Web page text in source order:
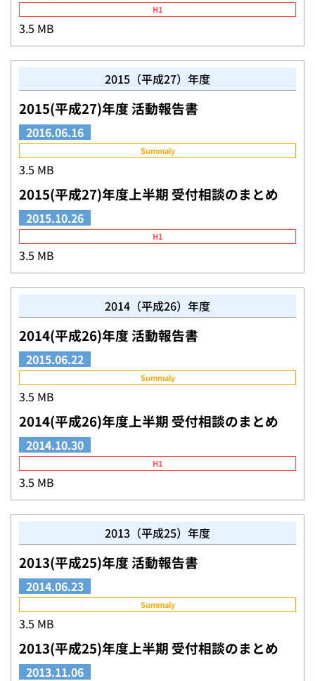
H1
3.5 MB
2015（平成27）年度
2015(平成27)年度 活動報告書
2016.06.16
Summaly
3.5 MB
2015(平成27)年度上半期 受付相談のまとめ
2015.10.26
H1
3.5 MB
2014（平成26）年度
2014(平成26)年度 活動報告書
2015.06.22
Summaly
3.5 MB
2014(平成26)年度上半期 受付相談のまとめ
2014.10.30
H1
3.5 MB
2013（平成25）年度
2013(平成25)年度 活動報告書
2014.06.23
Summaly
3.5 MB
2013(平成25)年度上半期 受付相談のまとめ
2013.11.06